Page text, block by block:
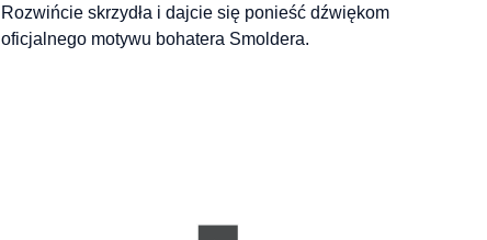
Rozwińcie skrzydła i dajcie się ponieść dźwiękom
oficjalnego motywu bohatera Smoldera.